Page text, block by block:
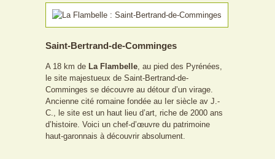
Saint-Bertrand-de-Comminges
A 18 km de La Flambelle, au pied des Pyrénées,
le site majestueux de Saint-Bertrand-de-
Comminges se découvre au détour d’un virage.
Ancienne cité romaine fondée au Ier siècle av J.-
C., le site est un haut lieu d’art, riche de 2000 ans
d’histoire. Voici un chef-d’œuvre du patrimoine
haut-garonnais à découvrir absolument.